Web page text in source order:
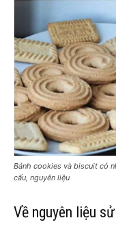
Bánh cookies và biscuit có
cấu, nguyên liệu
Về nguyên liệu